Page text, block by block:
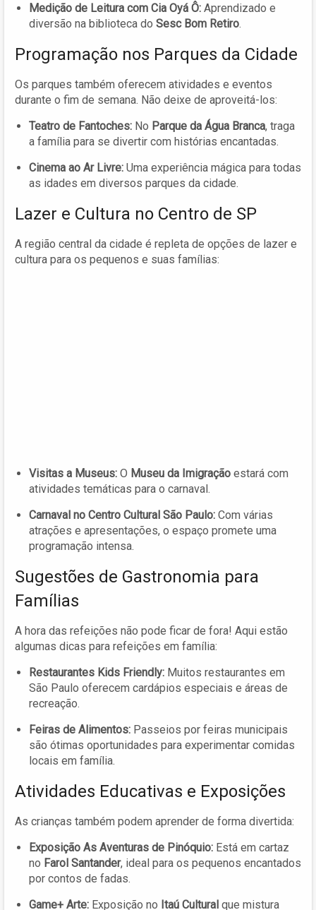
Medição de Leitura com Cia Oyá Ô: Aprendizado e
diversão na biblioteca do Sesc Bom Retiro.
Programação nos Parques da Cidade
Os parques também oferecem atividades e eventos
durante o fim de semana. Não deixe de aproveitá-los:
Teatro de Fantoches: No Parque da Água Branca, traga
a família para se divertir com histórias encantadas.
Cinema ao Ar Livre: Uma experiência mágica para todas
as idades em diversos parques da cidade.
Lazer e Cultura no Centro de SP
A região central da cidade é repleta de opções de lazer e
cultura para os pequenos e suas famílias:
Visitas a Museus: O Museu da Imigração estará com
atividades temáticas para o carnaval.
Carnaval no Centro Cultural São Paulo: Com várias
atrações e apresentações, o espaço promete uma
programação intensa.
Sugestões de Gastronomia para
Famílias
A hora das refeições não pode ficar de fora! Aqui estão
algumas dicas para refeições em família:
Restaurantes Kids Friendly: Muitos restaurantes em
São Paulo oferecem cardápios especiais e áreas de
recreação.
Feiras de Alimentos: Passeios por feiras municipais
são ótimas oportunidades para experimentar comidas
locais em família.
Atividades Educativas e Exposições
As crianças também podem aprender de forma divertida:
Exposição As Aventuras de Pinóquio: Está em cartaz
no Farol Santander, ideal para os pequenos encantados
por contos de fadas.
Game+ Arte: Exposição no Itaú Cultural que mistura